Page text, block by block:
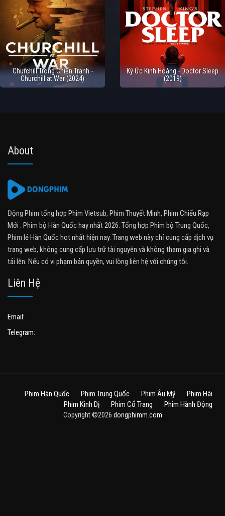
Churchill Trong Chiến Tranh -
Churchill at War (2024)
Ký Ức Kinh Hoàng - Doctor Sleep
(2019)
About
Động Phim tổng hợp Phim Vietsub, Phim Thuyết Minh, Phim Chiếu Rạp
Mới . Phim bộ Hàn Quốc hay nhất 2026. Tổng hợp Phim bộ Trung Quốc,
Phim lẻ Hàn Quốc hot nhất hiện nay. Trang web này chỉ cung cấp dịch vụ
trang web, không cung cấp lưu trữ tài nguyên và không tham gia ghi và
tải lên. Nếu có vi phạm bản quyền, vui lòng liên hệ với chúng tôi.
Liên Hệ
Email:
Telegram:
Phim Hàn Quốc Phim Trung Quốc Phim Âu Mỹ
Phim Hài
Phim Kinh Dị
Phim Cổ Trang Phim Hành Động
Copyright ©2026 dongphimm.com